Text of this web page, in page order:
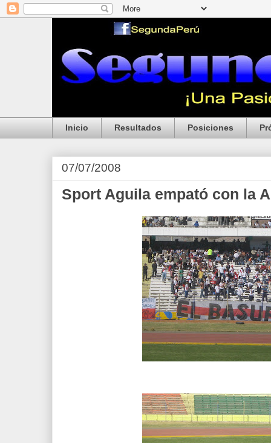
Inicio Resultados Posiciones
07/07/2008
Sport Aguila empató con la